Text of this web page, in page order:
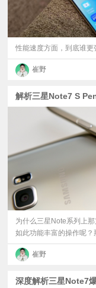
性能速度方面，到底谁更
崔野
为什么三星Note系列上
如此功能丰富的操作呢？
崔野